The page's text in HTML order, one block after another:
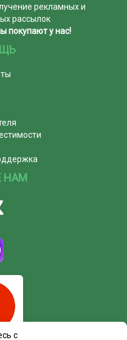
рекламных и
рассылок
покупают у нас!
НАМ
с